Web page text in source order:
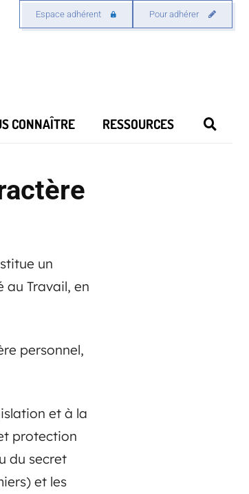
Espace adhérent Pour adhérer
CONNAÎTRE RESSOURCES
un
au Travail, en
personnel,
et à la
protection
du secret
et les